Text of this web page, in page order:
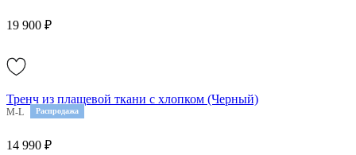
19 900 ₽
Распродажа
Тренч из плащевой ткани с хлопком (Черный)
M-L
14 990 ₽